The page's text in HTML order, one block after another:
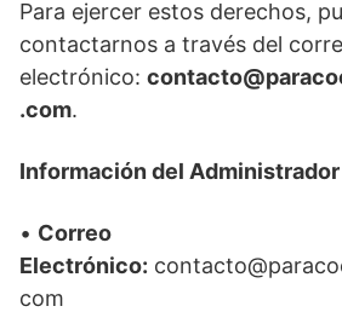
Para ejercer estos derechos,
contactarnos a través del
electrónico:
.com.
Información del
• Correo
Electrónico:
com